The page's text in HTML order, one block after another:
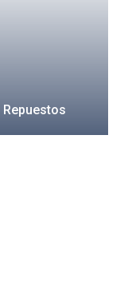
Repuestos